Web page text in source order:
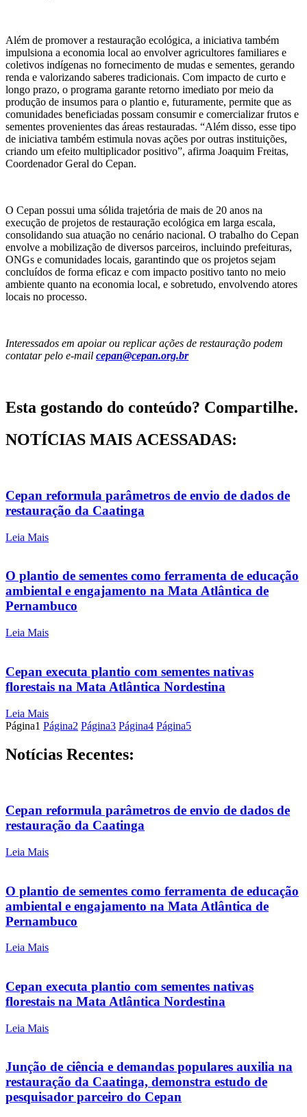
Além de promover a restauração ecológica, a iniciativa também
impulsiona a economia local ao envolver agricultores familiares e
coletivos indígenas no fornecimento de mudas e sementes, gerando
renda e valorizando saberes tradicionais. Com impacto de curto e
longo prazo, o programa garante retorno imediato por meio da
produção de insumos para o plantio e, futuramente, permite que as
comunidades beneficiadas possam consumir e comercializar frutos e
sementes provenientes das áreas restauradas. “Além disso, esse tipo
de iniciativa também estimula novas ações por outras instituições,
criando um efeito multiplicador positivo”, afirma Joaquim Freitas,
Coordenador Geral do Cepan​.
O Cepan possui uma sólida trajetória de mais de 20 anos na
execução de projetos de restauração ecológica em larga escala,
consolidando sua atuação no cenário nacional. O trabalho do Cepan
envolve a mobilização de diversos parceiros, incluindo prefeituras,
ONGs e comunidades locais, garantindo que os projetos sejam
concluídos de forma eficaz e com impacto positivo tanto no meio
ambiente quanto na economia local, e sobretudo, envolvendo atores
locais no processo.
Interessados em apoiar ou replicar ações de restauração podem
contatar pelo e-mail cepan@cepan.org.br
Esta gostando do conteúdo? Compartilhe.
NOTÍCIAS MAIS ACESSADAS:
Cepan reformula parâmetros de envio de dados de
restauração da Caatinga
Leia Mais
O plantio de sementes como ferramenta de educação
ambiental e engajamento na Mata Atlântica de
Pernambuco
Leia Mais
Cepan executa plantio com sementes nativas
florestais na Mata Atlântica Nordestina
Leia Mais
Página1 Página2 Página3 Página4 Página5
Notícias Recentes:
Cepan reformula parâmetros de envio de dados de
restauração da Caatinga
Leia Mais
O plantio de sementes como ferramenta de educação
ambiental e engajamento na Mata Atlântica de
Pernambuco
Leia Mais
Cepan executa plantio com sementes nativas
florestais na Mata Atlântica Nordestina
Leia Mais
Junção de ciência e demandas populares auxilia na
restauração da Caatinga, demonstra estudo de
pesquisador parceiro do Cepan